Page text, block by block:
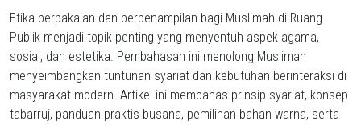
Etika berpakaian dan berpenampilan bagi Muslimah di Ruang
Publik menjadi topik penting yang menyentuh aspek agama,
sosial, dan estetika. Pembahasan ini menolong Muslimah
menyeimbangkan tuntunan syariat dan kebutuhan berinteraksi di
masyarakat modern. Artikel ini membahas prinsip syariat, konsep
tabarruj, panduan praktis busana, pemilihan bahan warna, serta